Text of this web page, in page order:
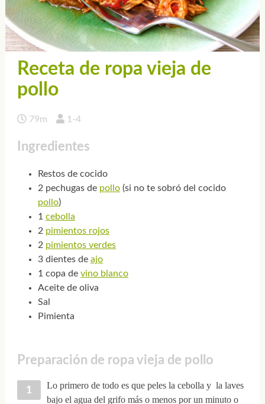
Receta de ropa vieja de
pollo
79m 1-4
Ingredientes
Restos de cocido
2 pechugas de pollo(si no te sobró del cocido
pollo)
1 cebolla
2 pimientos rojos
2 pimientos verdes
3 dientes de ajo
1 copa de vino blanco
Aceite de oliva
Sal
Pimienta
Preparación de ropa vieja de pollo
Lo primero de todo es que peles la cebolla y la laves
bajo el agua del grifo más o menos por un minuto o